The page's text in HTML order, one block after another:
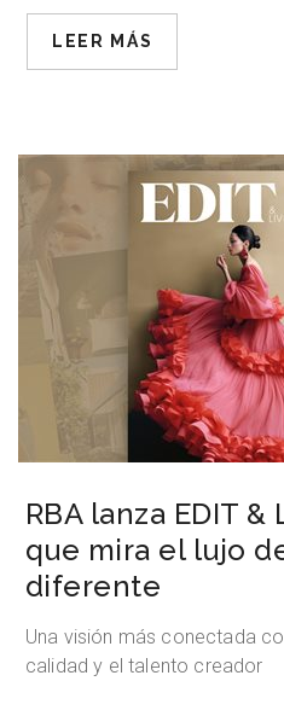
LEER MÁS
RBA lanza EDIT
que mira el lujo
diferente
Una visión más conectada
calidad y el talento creador